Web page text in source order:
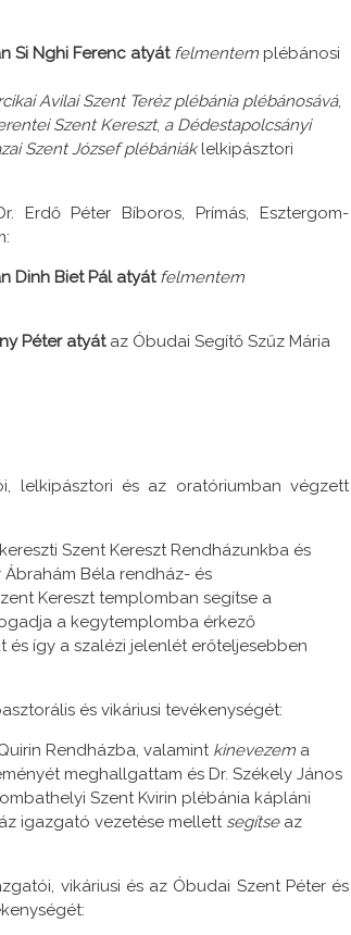
Si Nghi Ferenc atyát felmentemplébánosi
Avilai Szent Teréz plébánia plébánosává,
Szent Kereszt, a Dédestapolcsányi
Szent József plébániáklelkipásztori
Erdő Péter Bíboros, Prímás, Esztergom-
Dinh Biet Pál atyátfelmentem
Péter atyátaz Óbudai Segítő Szűz Mária
lelkipásztori és az oratóriumban végzett
Szent Kereszt Rendházunkba és
Béla rendház- és
Kereszt templomban segítse a
a kegytemplomba érkező
így a szalézi jelenlét erőteljesebben
és vikáriusi tevékenységét:
Rendházba, valamint kinevezema
meghallgattam és Dr. Székely János
Szent Kvirin plébánia kápláni
igazgató vezetése mellett segítseaz
vikáriusi és az Óbudai Szent Péter és